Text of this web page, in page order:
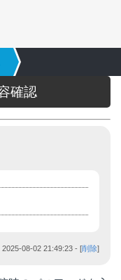
確認
2025-08-02 21:49:23 - [削除]